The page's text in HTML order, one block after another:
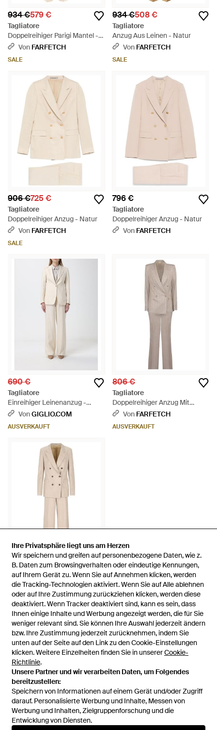
Ihre Privatsphäre liegt uns am Herzen
Wir speichern und greifen auf personenbezogene Daten, wie z.
B. Daten zum Browsingverhalten oder eindeutige Kennungen,
auf Ihrem Gerät zu. Wenn Sie auf Annehmen klicken, werden
die Tracking-Technologien aktiviert. Wenn Sie auf Alle ablehnen
oder auf Ihre Zustimmung zurückziehen klicken, werden diese
deaktiviert. Wenn Tracker deaktiviert sind, kann es sein, dass
Ihnen einige Inhalte und Werbung angezeigt werden, die für Sie
weniger relevant sind. Sie können Ihre Auswahl jederzeit ändern
bzw. Ihre Zustimmung jederzeit zurücknehmen, indem Sie
unten auf der Seite auf den Link zu den Cookie-Einstellungen
klicken. Weitere Einzelheiten finden Sie in unsererCookie-
Richtlinie.
Unsere Partner und wir verarbeiten Daten, um Folgendes
bereitzustellen:
Speichern von Informationen auf einem Gerät und/oder Zugriff
darauf. Personalisierte Werbung und Inhalte, Messen von
Werbung und Inhalten, Zielgruppenforschung und die
Entwicklung von Diensten.
Ihre Privatsphäre liegt uns am Herzen
Wir speichern und greifen auf personenbezogene Daten, wie z.
B. Daten zum Browsingverhalten oder eindeutige Kennungen,
auf Ihrem Gerät zu. Wenn Sie auf Annehmen klicken, werden
die Tracking-Technologien aktiviert. Wenn Sie auf Alle ablehnen
oder auf Ihre Zustimmung zurückziehen klicken, werden diese
deaktiviert. Wenn Tracker deaktiviert sind, kann es sein, dass
Ihnen einige Inhalte und Werbung angezeigt werden, die für Sie
weniger relevant sind. Sie können Ihre Auswahl jederzeit ändern
bzw. Ihre Zustimmung jederzeit zurücknehmen, indem Sie
unten auf der Seite auf den Link zu den Cookie-Einstellungen
klicken. Weitere Einzelheiten finden Sie in unsererCookie-
Richtlinie.
Unsere Partner und wir verarbeiten Daten, um Folgendes
bereitzustellen:
Speichern von Informationen auf einem Gerät und/oder Zugriff
darauf. Personalisierte Werbung und Inhalte, Messen von
Werbung und Inhalten, Zielgruppenforschung und die
Entwicklung von Diensten.
934 €579 €
Tagliatore
Doppelreihiger Parigi Mantel -
Natur
Von FARFETCH
SALE
934 €508 €
Tagliatore
Anzug Aus Leinen - Natur
Von FARFETCH
SALE
906 €725 €
Tagliatore
Doppelreihiger Anzug - Natur
Von FARFETCH
SALE
796 €
Tagliatore
Doppelreihiger Anzug - Natur
Von FARFETCH
690 €
Tagliatore
Einreihiger Leinenanzug -
Natur
VonGIGLIO.COM
AUSVERKAUFT
806 €
Tagliatore
Doppelreihiger Anzug Mit
Nadelstreifen - Natur
Von FARFETCH
AUSVERKAUFT
744 €
Tagliatore
Doppelreihiger Anzug Mit
Nadelstreifen - Natur
VonFARFETCH
AUSVERKAUFT
International